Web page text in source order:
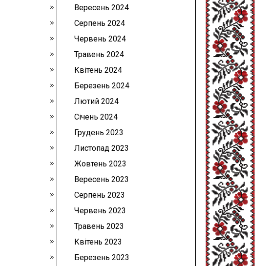
Вересень 2024
Серпень 2024
Червень 2024
Травень 2024
Квітень 2024
Березень 2024
Лютий 2024
Січень 2024
Грудень 2023
Листопад 2023
Жовтень 2023
Вересень 2023
Серпень 2023
Червень 2023
Травень 2023
Квітень 2023
Березень 2023